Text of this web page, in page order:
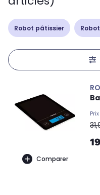
Robot pâtissier
Comparer